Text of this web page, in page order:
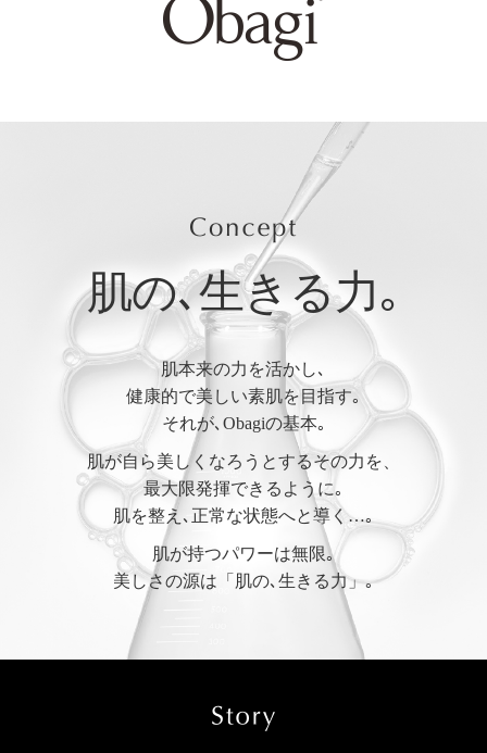
肌の､生きる力｡
肌本来の力を活かし､
健康的で美しい素肌を目指す｡
それが､Obagiの基本｡
肌が自ら美しくなろうとするその力を、
最大限発揮できるように｡
肌を整え､正常な状態へと導く…｡
肌が持つパワーは無限｡
美しさの源は「肌の､生きる力」｡